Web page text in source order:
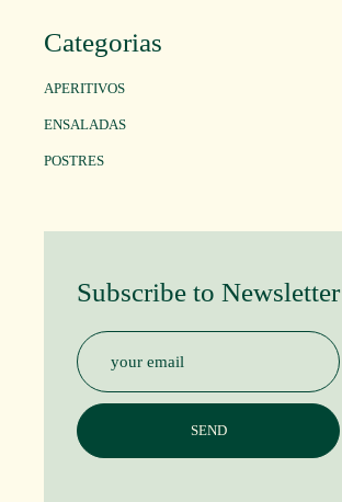
Categorias
APERITIVOS
ENSALADAS
POSTRES
Subscribe to Newsletter